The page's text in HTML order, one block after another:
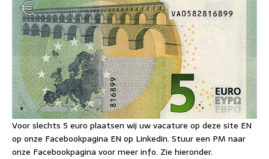
Voor slechts 5 euro plaatsen wij uw vacature op deze site EN
op onze Facebookpagina EN op Linkedin. Stuur een PM naar
onze Facebookpagina voor meer info. Zie hieronder.